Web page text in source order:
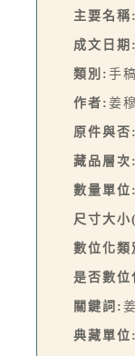
主要名稱:
成文日期:
類別: 手稿
作者: 姜穆
原件與否:
藏品層次:
數量單位:
尺寸大
數位化類
是否數位
關鍵詞:
典藏單位: